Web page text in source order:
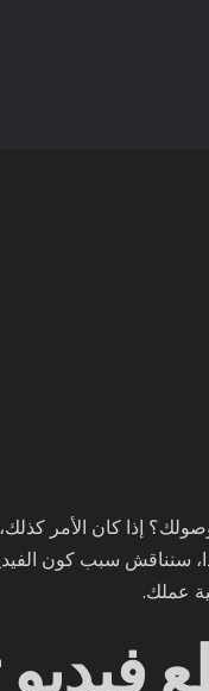
إذا كان الأمر
سنناقش سبب كون
عملك.